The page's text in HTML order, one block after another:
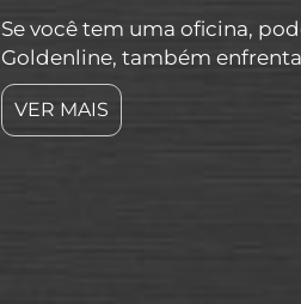
Se você tem uma oficina,
Goldenline, também
soluções para oferecer.
oficina utilizando carrinhos
VER MAIS